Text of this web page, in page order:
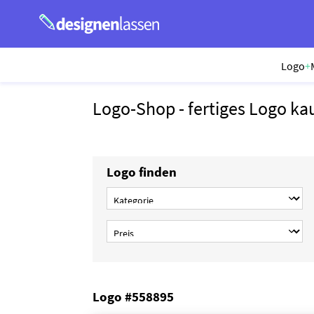
Logo+
Logo-Shop - fertiges Logo
Logo finden
Logo #558895